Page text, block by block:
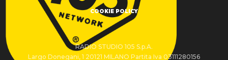
COOKIE POLICY
RADIO STUDIO 105 S.p.A.
Largo Donegani, 1 20121 MILANO Partita Iva 03111280156